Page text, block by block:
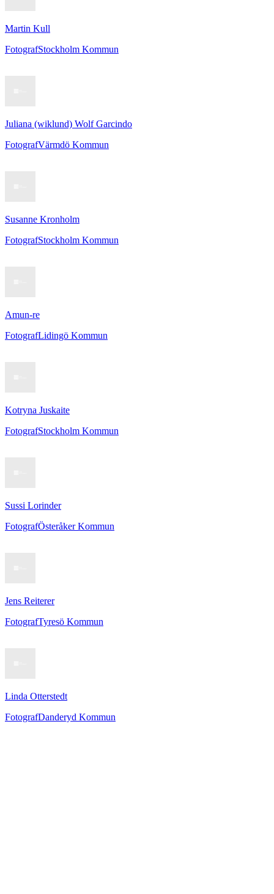
Martin Kull
FotografStockholm Kommun
Juliana (wiklund) Wolf Garcindo
FotografVärmdö Kommun
Susanne Kronholm
FotografStockholm Kommun
Amun-re
FotografLidingö Kommun
Kotryna Juskaite
FotografStockholm Kommun
Sussi Lorinder
FotografÖsteråker Kommun
Jens Reiterer
FotografTyresö Kommun
Linda Otterstedt
FotografDanderyd Kommun